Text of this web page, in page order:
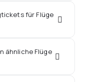
für Flüge
ähnliche Flüge